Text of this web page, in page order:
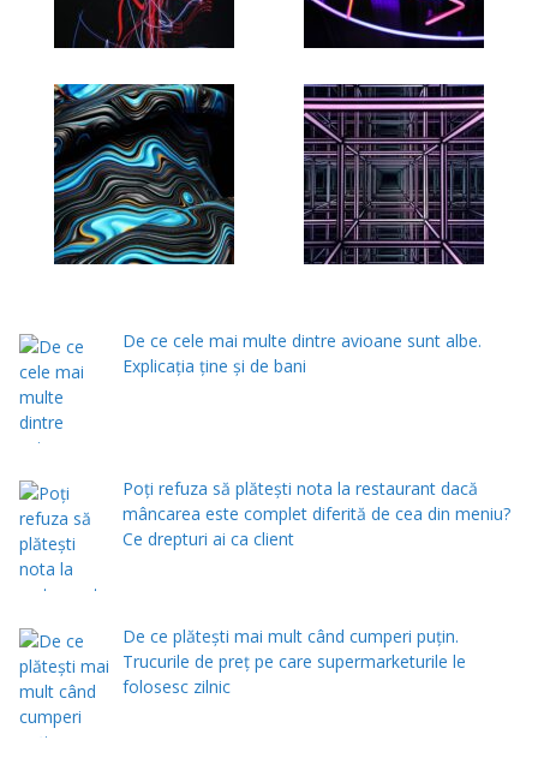
De ce cele mai multe dintre avioane sunt albe.
Explicația ține și de bani
Poți refuza să plătești nota la restaurant dacă
mâncarea este complet diferită de cea din meniu?
Ce drepturi ai ca client
De ce plătești mai mult când cumperi puțin.
Trucurile de preț pe care supermarketurile le
folosesc zilnic